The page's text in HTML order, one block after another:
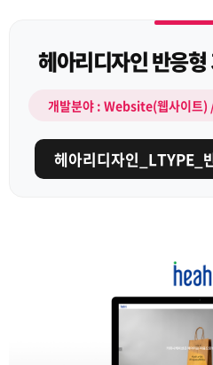
헤아리디자인 반응
개발분야 : Website(웹사이트
헤아리디자인_LTYPE_